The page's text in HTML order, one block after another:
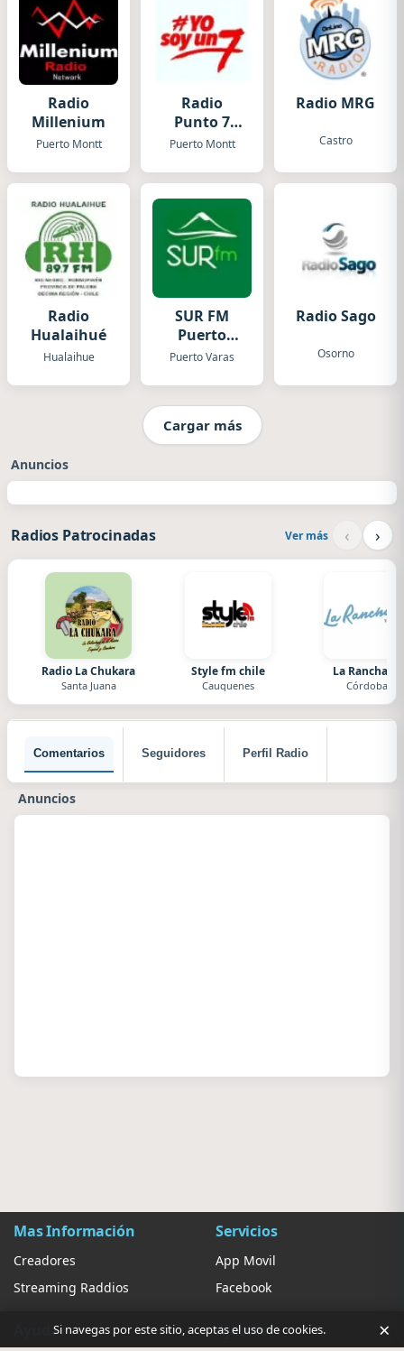
Radio
Millenium
Puerto Montt
Radio
Punto 7
Puerto
Puerto Montt
Radio MRG
Castro
Radio
Hualaihué
Hualaihue
SUR FM
Puerto
Varas
Puerto Varas
Radio Sago
Osorno
Cargar más
Anuncios
Radios Patrocinadas Ver más ‹ ›
Radio La Chukara
Santa Juana
Style fm chile
Cauquenes
La Ranchada
Córdoba
Comentarios Seguidores Perfil Radio
Anuncios
Mas Información
Creadores
Streaming Raddios
Servicios
App Movil
Facebook
Ayuda Ajustes
Si navegas por este sitio, aceptas el uso de cookies. ×